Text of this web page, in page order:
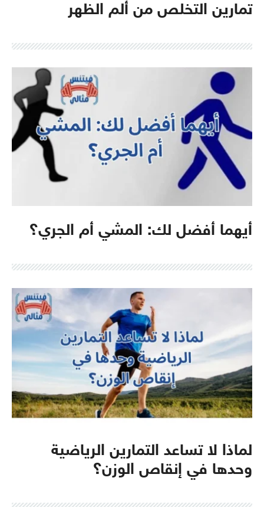
تمارين التخلص من ألم الظهر
أيهما أفضل لك: المشي أم الجري؟
لماذا لا تساعد التمارين الرياضية
وحدها في إنقاص الوزن؟